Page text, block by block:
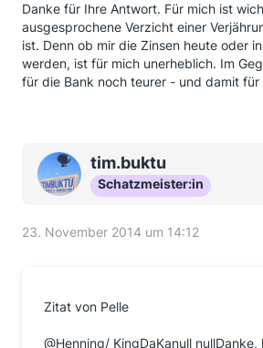
Danke für Ihre Antwort. Für mich ist
ausgesprochene Verzicht einer
ist. Denn ob mir die Zinsen heute oder
werden, ist für mich unerheblich. Im
für die Bank noch teurer - und damit
tim.buktu
Schatzmeister:in
23. November 2014 um 14:12
Zitat von Pelle
@Henning/ KingDaKanull nullDanke,